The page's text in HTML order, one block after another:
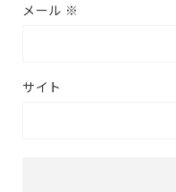
メール ※
サイト